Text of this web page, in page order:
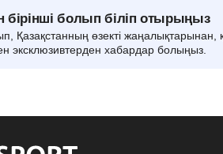
болып біліп отырыңыз
Қазақстанның өзекті жаңалықтарынан,
эксклюзивтерден хабардар болыңыз.